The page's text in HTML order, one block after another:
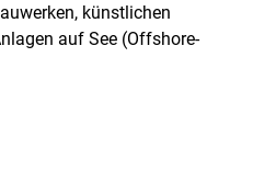
künstlichen
auf See (Offshore-